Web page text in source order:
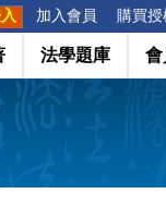
加入會員 購買授
法學題庫 會